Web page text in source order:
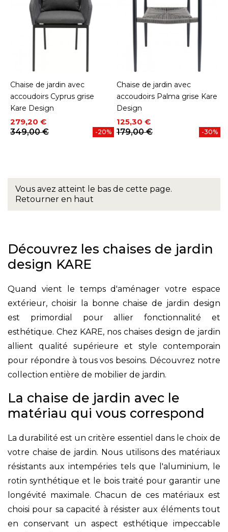
Chaise de jardin avec
accoudoirs Cyprus grise
Kare Design
Prix
279,20 €
Prix de base
349,00 €
-20%
Chaise de jardin avec
accoudoirs Palma grise Kare
Design
Prix
125,30 €
Prix de base
179,00 €
-30%
Vous avez atteint le bas de cette page.
Retourner en haut
Découvrez les chaises de jardin
design KARE
Quand vient le temps d'aménager votre espace
extérieur, choisir la bonne chaise de jardin design
est primordial pour allier fonctionnalité et
esthétique. Chez KARE, nos chaises design de jardin
allient qualité supérieure et style contemporain
pour répondre à tous vos besoins. Découvrez notre
collection entière de mobilier de jardin.
La chaise de jardin avec le
matériau qui vous correspond
La durabilité est un critère essentiel dans le choix de
votre chaise de jardin. Nous utilisons des matériaux
résistants aux intempéries tels que l'aluminium, le
rotin synthétique et le bois traité pour garantir une
longévité maximale. Chacun de ces matériaux est
choisi pour sa capacité à résister aux éléments tout
en conservant un aspect esthétique impeccable